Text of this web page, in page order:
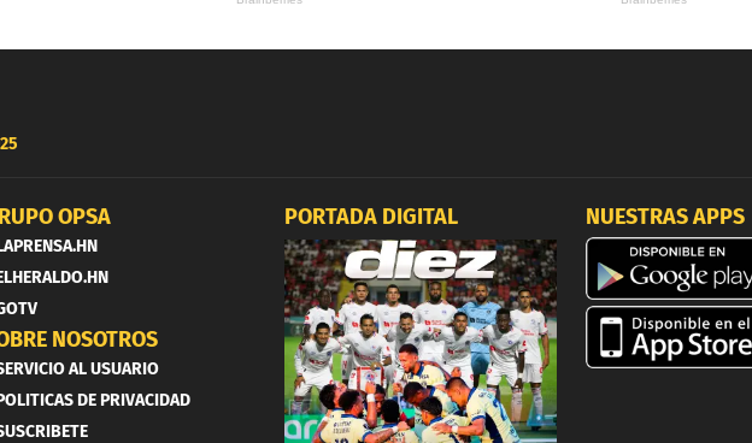
OPSA
NOSOTROS
AL USUARIO
DE PRIVACIDAD
PORTADA DIGITAL NUESTRAS APPS